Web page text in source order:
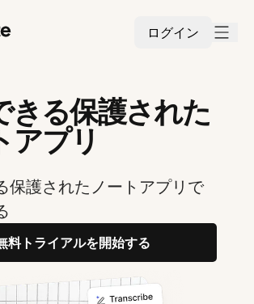
ログイン
きる保護された
アプリ
保護されたノートアプリで
料トライアルを開始する